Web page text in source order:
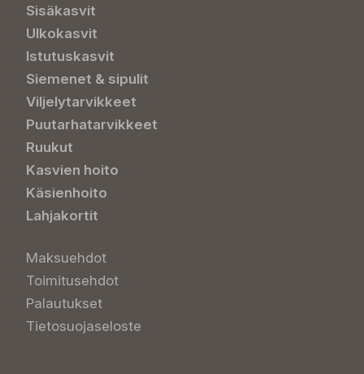
Sisäkasvit
Ulkokasvit
Istutuskasvit
Siemenet & sipulit
Viljelytarvikkeet
Puutarhatarvikkeet
Ruukut
Kasvien hoito
Käsienhoito
Lahjakortit
Maksuehdot
Toimitusehdot
Palautukset
Tietosuojaseloste